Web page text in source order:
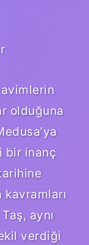
olduğuna
bir inanç
kavramları
aynı
verdiği